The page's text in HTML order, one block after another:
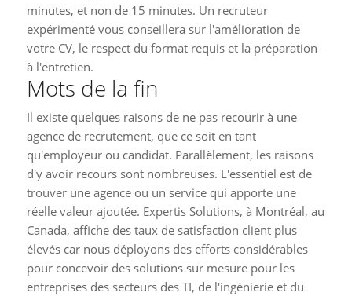
minutes, et non de 15 minutes. Un recruteur
expérimenté vous conseillera sur l'amélioration de
votre CV, le respect du format requis et la préparation
à l'entretien.
Mots de la fin
Il existe quelques raisons de ne pas recourir à une
agence de recrutement, que ce soit en tant
qu'employeur ou candidat. Parallèlement, les raisons
d'y avoir recours sont nombreuses. L'essentiel est de
trouver une agence ou un service qui apporte une
réelle valeur ajoutée. Expertis Solutions, à Montréal, au
Canada, affiche des taux de satisfaction client plus
élevés car nous déployons des efforts considérables
pour concevoir des solutions sur mesure pour les
entreprises des secteurs des TI, de l'ingénierie et du